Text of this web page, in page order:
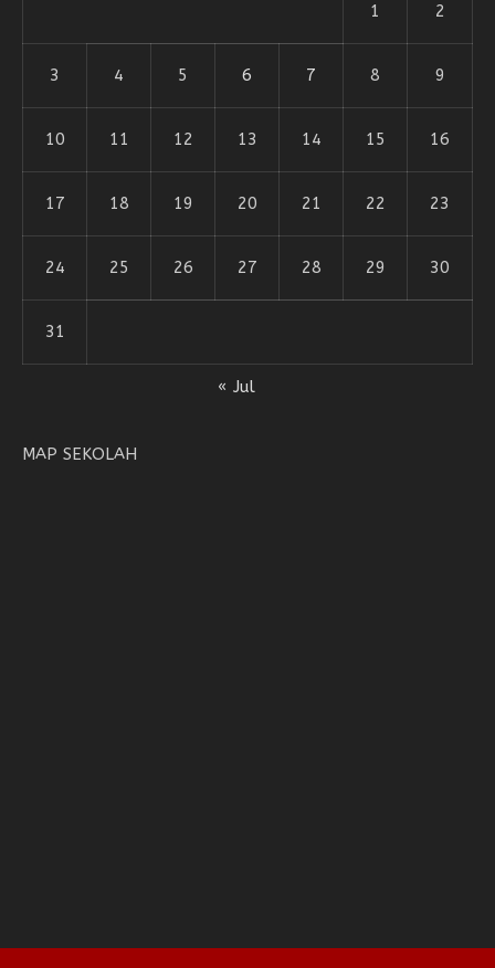
1 2
3 4 5 6 7 8 9
10 11 12 13 14 15 16
17 18 19 20 21 22 23
24 25 26 27 28 29 30
31
« Jul
MAP SEKOLAH